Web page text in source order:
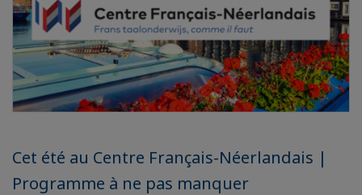
Cet été au Centre Français-Néerlandais |
Programme à ne pas manquer